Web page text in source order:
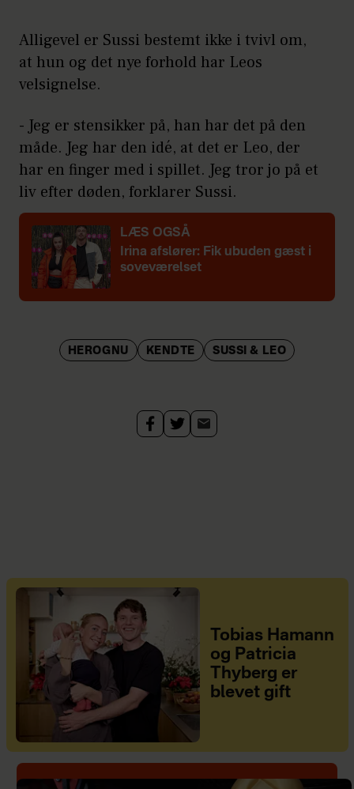
Alligevel er Sussi bestemt ikke i tvivl om,
at hun og det nye forhold har Leos
velsignelse.
- Jeg er stensikker på, han har det på den
måde. Jeg har den idé, at det er Leo, der
har en finger med i spillet. Jeg tror jo på et
liv efter døden, forklarer Sussi.
LÆS OGSÅ
Irina afslører: Fik ubuden gæst i
soveværelset
HEROGNU KENDTE SUSSI & LEO
Tobias Hamann
og Patricia
Thyberg er
blevet gift